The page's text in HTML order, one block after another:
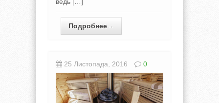
Подробнее→
25 Листопада, 2016 0